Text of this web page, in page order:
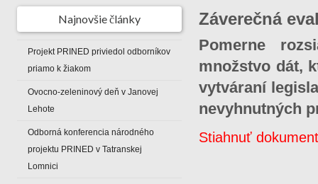
Najnovšie články
Projekt PRINED priviedol odborníkov
priamo k žiakom
Ovocno-zeleninový deň v Janovej
Lehote
Odborná konferencia národného
projektu PRINED v Tatranskej
Lomnici
Záverečná
Pomerne
množstvo dát,
vytváraní
nevyhnutných
Stiahnuť dokument